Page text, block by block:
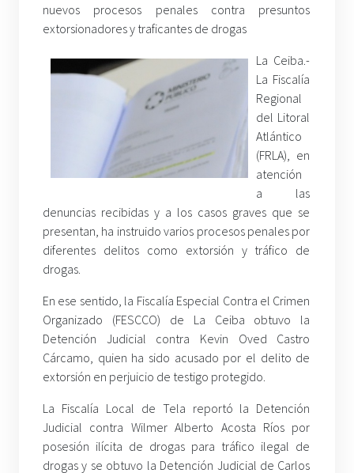
nuevos procesos penales contra presuntos
extorsionadores y traficantes de drogas
La Ceiba.-
La Fiscalía
Regional
del Litoral
Atlántico
(FRLA), en
atención
a las
denuncias recibidas y a los casos graves que se
presentan, ha instruido varios procesos penales por
diferentes delitos como extorsión y tráfico de
drogas.
En ese sentido, la Fiscalía Especial Contra el Crimen
Organizado (FESCCO) de La Ceiba obtuvo la
Detención Judicial contra Kevin Oved Castro
Cárcamo, quien ha sido acusado por el delito de
extorsión en perjuicio de testigo protegido.
La Fiscalía Local de Tela reportó la Detención
Judicial contra Wilmer Alberto Acosta Ríos por
posesión ilícita de drogas para tráfico ilegal de
drogas y se obtuvo la Detención Judicial de Carlos